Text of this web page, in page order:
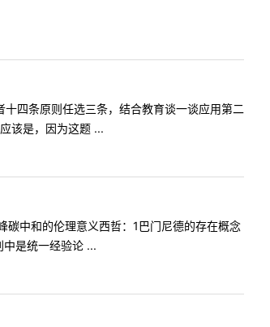
四条原则任选三条，结合教育谈一谈应用第二
该是，因为这题 ...
中和的伦理意义西哲：1巴门尼德的存在概念
是统一经验论 ...